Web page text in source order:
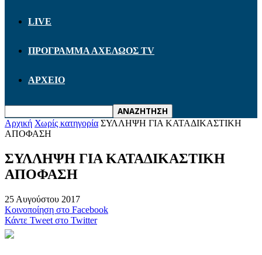
LIVE
ΠΡΟΓΡΑΜΜΑ ΑΧΕΛΩΟΣ TV
ΑΡΧΕΙΟ
Αρχική Χωρίς κατηγορία ΣΥΛΛΗΨΗ ΓΙΑ ΚΑΤΑΔΙΚΑΣΤΙΚΗ
ΑΠΟΦΑΣΗ
ΣΥΛΛΗΨΗ ΓΙΑ ΚΑΤΑΔΙΚΑΣΤΙΚΗ
ΑΠΟΦΑΣΗ
25 Αυγούστου 2017
Κοινοποίηση στο Facebook
Κάντε Tweet στο Twitter